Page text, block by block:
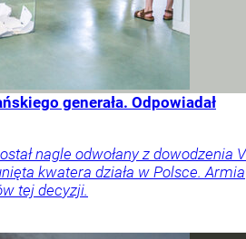
generała. Odpowiadał
nagle odwołany z dowodzenia V
kwatera działa w Polsce. Armia
tej decyzji.